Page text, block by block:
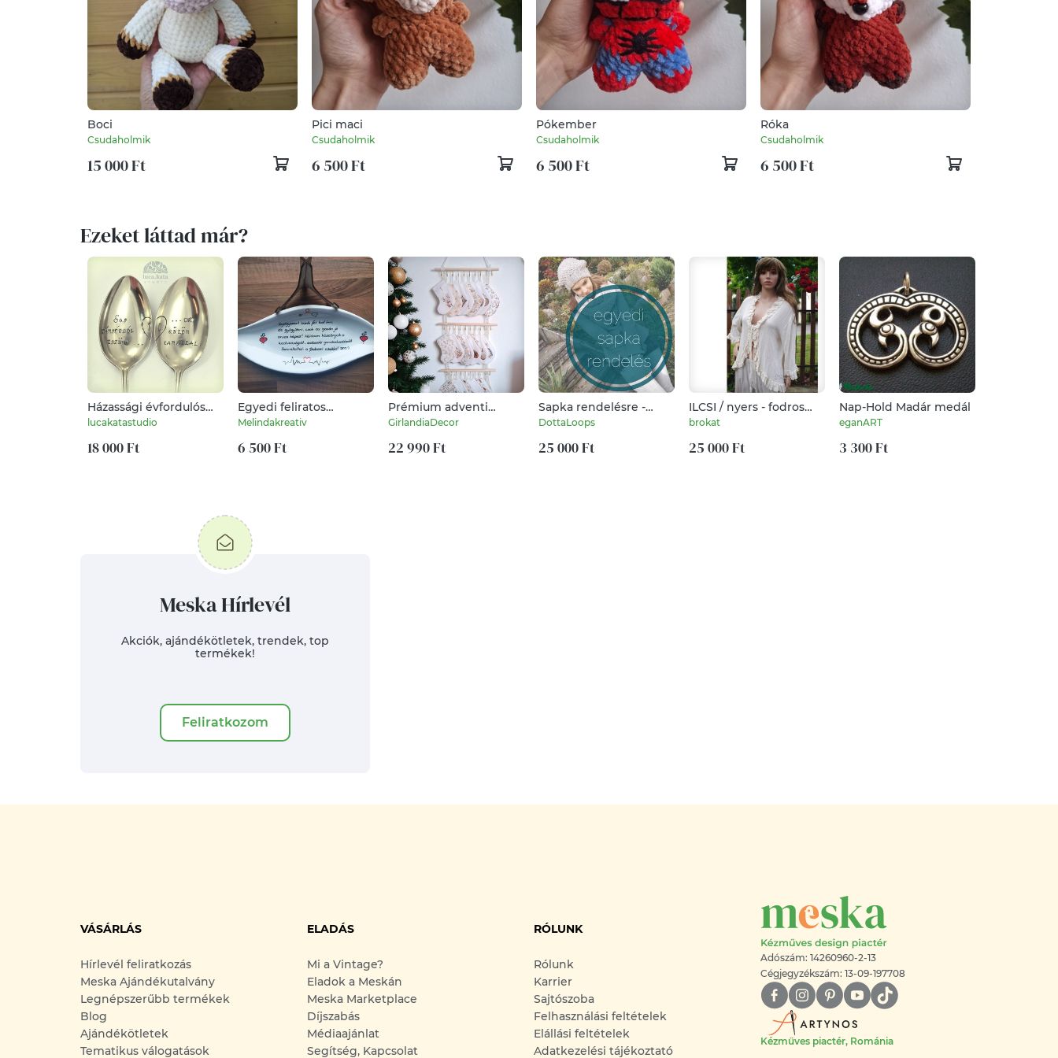
Boci
Csudaholmik
15 000 Ft
Pici maci
Csudaholmik
6 500 Ft
Pókember
Csudaholmik
6 500 Ft
Róka
Csudaholmik
6 500 Ft
Ezeket láttad már?
Házassági évfordulós
feliratos alpakka
ajándék ajándék
évfordulóra, esküvőre,
lucakatastudio
18 000 Ft
Egyedi feliratos
köszönő ajándék
Melindakreativ
6 500 Ft
Prémium adventi
kalendárium-bézs
GirlandiaDecor
22 990 Ft
Sapka rendelésre -
kötött horgolt női férfi
sapi - exkluzív fonalból
DottaLoops
25 000 Ft
ILCSI / nyers - fodros
géz-kabátka
brokat
25 000 Ft
Nap-Hold Madár medál
eganART
3 300 Ft
Meska Hírlevél
Akciók, ajándékötletek, trendek, top
termékek!
Feliratkozom
VÁSÁRLÁS
Hírlevél feliratkozás
Meska Ajándékutalvány
Legnépszerűbb termékek
Blog
Ajándékötletek
Tematikus válogatások
ELADÁS
Mi a Vintage?
Eladok a Meskán
Meska Marketplace
Díjszabás
Médiaajánlat
Segítség, Kapcsolat
RÓLUNK
Rólunk
Karrier
Sajtószoba
Felhasználási feltételek
Elállási feltételek
Adatkezelési tájékoztató
Adószám: 14260960-2-13
Cégjegyzékszám: 13-09-197708
Kézműves piactér, Románia